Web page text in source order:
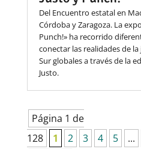
Del Encuentro estatal en
Córdoba y Zaragoza. La
Punch!» ha recorrido
conectar las realidades de
Sur globales a través de la
Justo.
Página 1 de
128
1 2 3 4 5 ...